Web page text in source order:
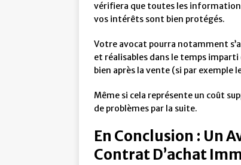
vérifiera que toutes les
vos intérêts sont bien protégés.
Votre avocat pourra notamment
et réalisables dans le temps imparti
bien après la vente (si par exemple
Même si cela représente un coût
de problèmes par la suite.
En Conclusion : Un
Contrat D’achat